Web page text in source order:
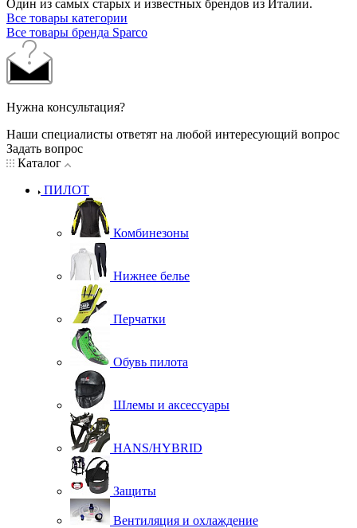
Один из самых старых и известных брендов из Италии.
Все товары категории
Все товары бренда Sparco
Нужна консультация?
Наши специалисты ответят на любой интересующий вопрос
Задать вопрос
Каталог
ПИЛОТ
Комбинезоны
Нижнее белье
Перчатки
Обувь пилота
Шлемы и аксессуары
HANS/HYBRID
Защиты
Вентиляция и охлаждение